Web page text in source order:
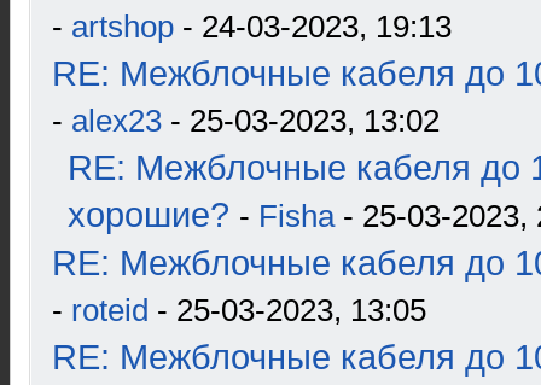
- artshop - 24-03-2023, 19:13
RE: Межблочные кабеля до
- alex23 - 25-03-2023, 13:02
RE: Межблочные кабеля до
хорошие? - Fisha- 25-03-2023,
RE: Межблочные кабеля до
- roteid - 25-03-2023, 13:05
RE: Межблочные кабеля до